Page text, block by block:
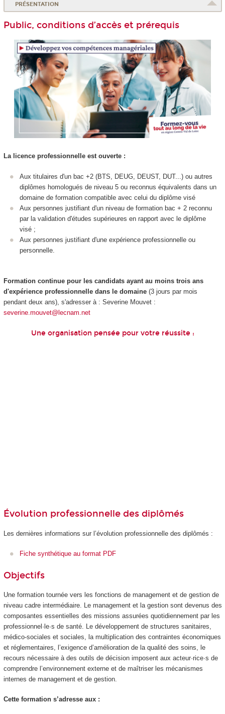
PRÉSENTATION
Public, conditions d’accès et prérequis
La licence professionnelle est ouverte :
Aux titulaires d'un bac +2 (BTS, DEUG, DEUST, DUT...) ou autres
diplômes homologués de niveau 5 ou reconnus équivalents dans un
domaine de formation compatible avec celui du diplôme visé
Aux personnes justifiant d'un niveau de formation bac + 2 reconnu
par la validation d'études supérieures en rapport avec le diplôme
visé ;
Aux personnes justifiant d'une expérience professionnelle ou
personnelle.
Formation continue pour les candidats ayant au moins trois ans
d'expérience professionnelle dans le domaine(3 jours par mois
pendant deux ans), s'adresser à : Severine Mouvet :
severine.mouvet@lecnam.net
Une organisation pensée pour votre réussite :
Évolution professionnelle des diplômés
Les dernières informations sur l’évolution professionnelle des diplômés :
Fiche synthétique au format PDF
Objectifs
Une formation tournée vers les fonctions de management et de gestion de
niveau cadre intermédiaire. Le management et la gestion sont devenus des
composantes essentielles des missions assurées quotidiennement par les
professionnel·le·s de santé. Le développement de structures sanitaires,
médico-sociales et sociales, la multiplication des contraintes économiques
et réglementaires, l’exigence d’amélioration de la qualité des soins, le
recours nécessaire à des outils de décision imposent aux acteur·rice·s de
comprendre l’environnement externe et de maîtriser les mécanismes
internes de management et de gestion.
Cette formation s’adresse aux :